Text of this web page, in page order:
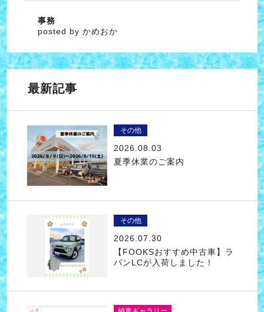
事務
posted by かめおか
最新記事
その他
2026.08.03
夏季休業のご案内
その他
2026.07.30
【FOOKSおすすめ中古車】ラ
パンLCが入荷しました！